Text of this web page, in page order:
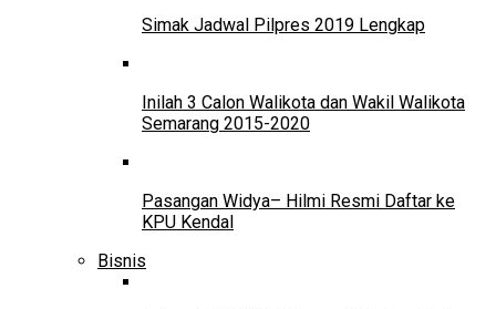
Simak Jadwal Pilpres 2019 Lengkap
Inilah 3 Calon Walikota dan Wakil Walikota
Semarang 2015-2020
Pasangan Widya– Hilmi Resmi Daftar ke
KPU Kendal
Bisnis